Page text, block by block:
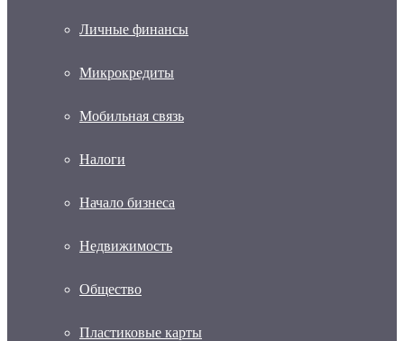
Личные финансы
Микрокредиты
Мобильная связь
Налоги
Начало бизнеса
Недвижимость
Общество
Пластиковые карты